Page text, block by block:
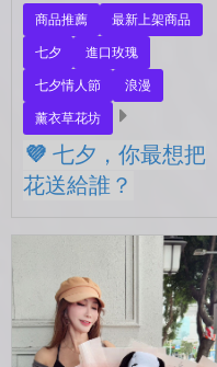
商品推薦
最新上架商品
七夕
進口玫瑰
七夕情人節
浪漫
薰衣草花坊
💜 七夕，你最想把
花送給誰？
誰？ 是陪你走過每一天的
另一半，是一直默默支持你
的家人，還是那個努力生活
的自己？ 花，不一定要等
到特別的人才能收到。...